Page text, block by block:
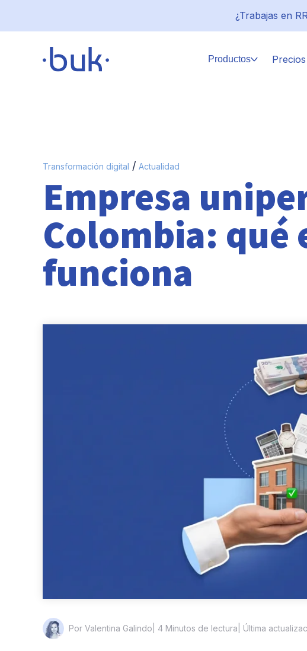
¿Trabajas en
Productos Precios
Transformación digital / Actualidad
Empresa
Colombia: qué
funciona
Por Valentina Galindo | 4 Minutos de lectura | Última